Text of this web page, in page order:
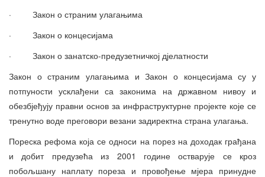
· Закон о страним улагањима
· Закон о концесијама
· Закон о занатско-предузетничкој дјелатности
Закон о страним улагањима и Закон о концесијама су у
потпуности усклађени са законима на државном нивоу и
обезбјеђују правни основ за инфраструктурне пројекте које се
тренутно воде преговори везани задиректна страна улагања.
Пореска рефома која се односи на порез на доходак грађана
и добит предузећа из 2001 године остварује се кроз
побољшану наплату пореза и провођење мјера принудне